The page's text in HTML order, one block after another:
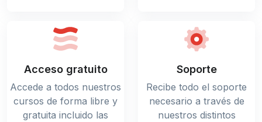
Acceso gratuito
Accede a todos nuestros
cursos de forma libre y
gratuita incluido las
Soporte
Recibe todo el soporte
necesario a través de
nuestros distintos